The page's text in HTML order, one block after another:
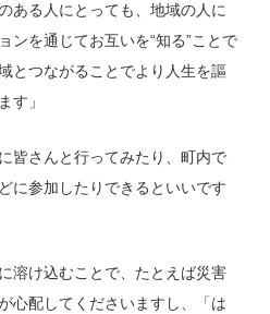
ある人にとっても、地域の人に
ンを通じてお互いを“知る”ことで
とつながることでより人生を謳
す」
皆さんと行ってみたり、町内で
に参加したりできるといいです
溶け込むことで、たとえば災害
心配してくださいますし、「は